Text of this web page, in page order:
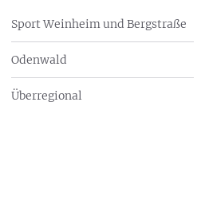
Sport Weinheim und Bergstraße
Odenwald
Überregional